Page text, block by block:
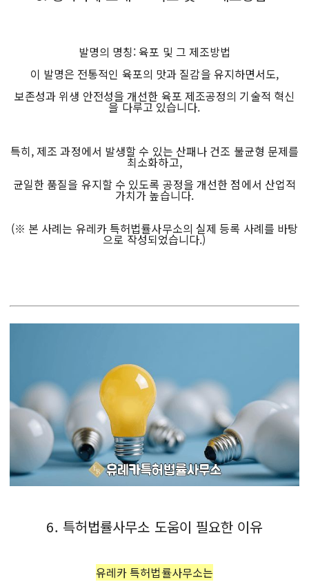
발명의 명칭: 육포 및 그 제조방법
이 발명은 전통적인 육포의 맛과 질감을 유지하면서도,
보존성과 위생 안전성을 개선한 육포 제조공정의 기술적 혁신
을 다루고 있습니다.
특히, 제조 과정에서 발생할 수 있는 산패나 건조 불균형 문제를
최소화하고,
균일한 품질을 유지할 수 있도록 공정을 개선한 점에서 산업적
가치가 높습니다.
(※ 본 사례는 유레카 특허법률사무소의 실제 등록 사례를 바탕
으로 작성되었습니다.)
6. 특허법률사무소 도움이 필요한 이유
유레카 특허법률사무소는